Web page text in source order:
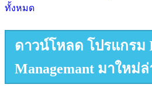
ทั้งหมด
ดาวน์โหลด โปรแกรม
Managemant มาใหม่